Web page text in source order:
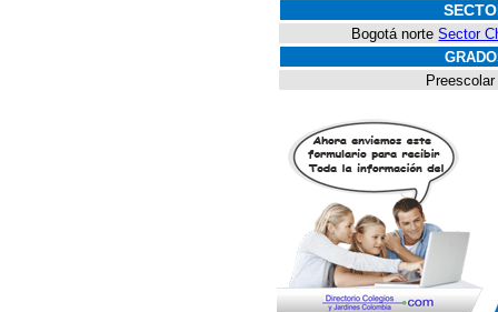
Bogotá norteSector
Preescolar